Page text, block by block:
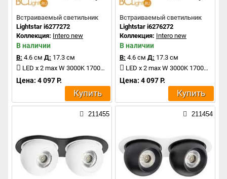
Встраиваемый светильник
Lightstar i6277272
Коллекция: Intero new
В наличии
В: 4.6 см Д: 17.3 см
LED x 2 max W 3000K 1700Lm
Цена: 4 097 Р.
Купить
Встраиваемый светильник
Lightstar i6276272
Коллекция: Intero new
В наличии
В: 4.6 см Д: 17.3 см
LED x 2 max W 3000K 1700Lm
Цена: 4 097 Р.
Купить
211455 211454